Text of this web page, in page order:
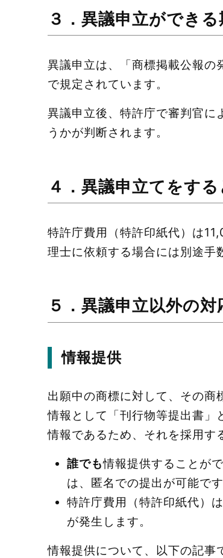
３．異議申立ができる
異議申立は、「商標掲載公報の
で規定されています。
異議申立後、特許庁で審判官に
うかが判断されます。
４．異議申立てをす
特許庁費用（特許印紙代）は
理士に依頼する場合には別途手
５．異議申立以外の対
情報提供
出願中の商標に対して、その
情報として「刊行物等提出書」
情報であるため、それを採用す
誰でも情報提供することが
は、匿名での提出が可能です
特許庁費用（特許印紙代）
が発生します。
情報提供について、以下の記事